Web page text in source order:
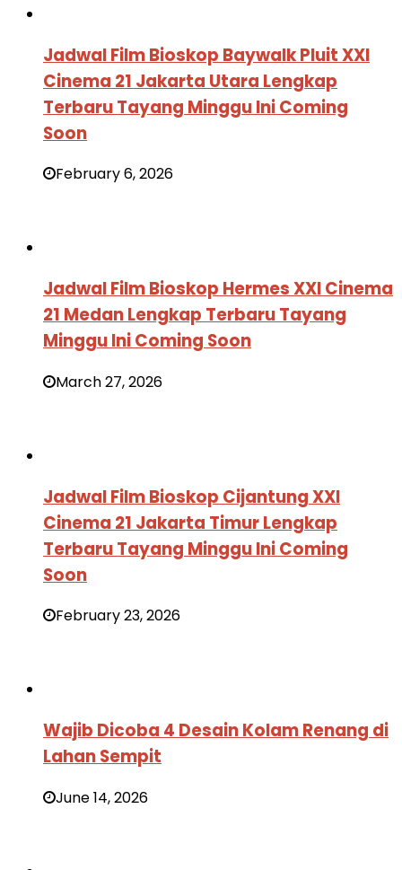
Jadwal Film Bioskop Baywalk Pluit XXI
Cinema 21 Jakarta Utara Lengkap
Terbaru Tayang Minggu Ini Coming
Soon
February 6, 2026
Jadwal Film Bioskop Hermes XXI Cinema
21 Medan Lengkap Terbaru Tayang
Minggu Ini Coming Soon
March 27, 2026
Jadwal Film Bioskop Cijantung XXI
Cinema 21 Jakarta Timur Lengkap
Terbaru Tayang Minggu Ini Coming
Soon
February 23, 2026
Wajib Dicoba 4 Desain Kolam Renang di
Lahan Sempit
June 14, 2026